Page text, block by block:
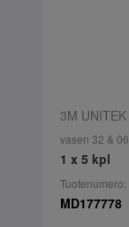
3M UNITEK
vasen 32 &
1 x 5 kpl
Tuotenumero:
MD177778